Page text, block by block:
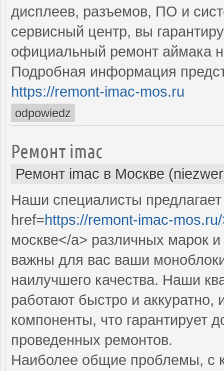
дисплеев, разъемов, ПО и
сервисный центр, вы
официальный ремонт аймака
Подробная информация
https://remont-imac-mos.ru
odpowiedz
Ремонт imac
Ремонт imac в Москве
Наши специалисты
href=https://remont-imac-
москве</a> различных марок
важны для вас ваши
наилучшего качества. Наши
работают быстро и
компоненты, что гарантирует
проведенных ремонтов.
Наиболее общие проблемы, с